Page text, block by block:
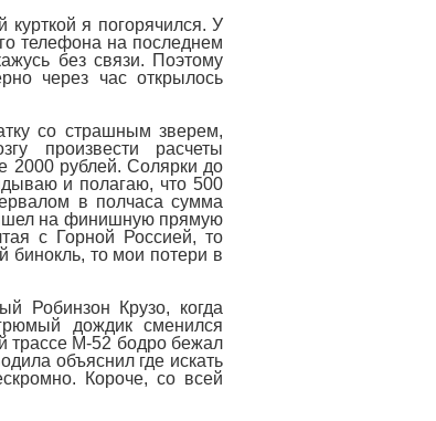
я погорячился. У
телефона на последнем
без связи. Поэтому
через час открылось
со страшным зверем,
произвести расчеты
2000 рублей. Солярки до
и полагаю, что 500
в полчаса сумма
на финишную прямую
с Горной Россией, то
бинокль, то мои потери в
Робинзон Крузо, когда
дождик сменился
трассе М-52 бодро бежал
объяснил где искать
Короче, со всей